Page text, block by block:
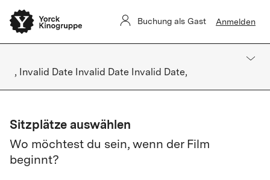
Buchung als Gast Anmelden
, Invalid Date Invalid Date Invalid Date,
Sitzplätze auswählen
Wo möchtest du sein, wenn der Film
beginnt?